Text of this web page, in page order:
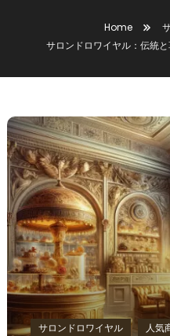
Home
サロンドロワイヤル：伝統
サロンドロワイヤル 人気